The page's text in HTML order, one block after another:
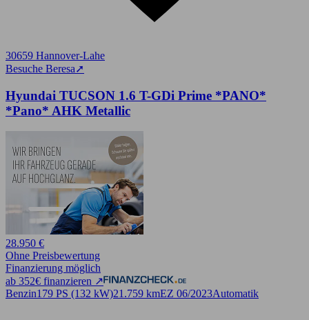
30659 Hannover-Lahe
Besuche Beresa➚
Hyundai TUCSON 1.6 T-GDi Prime *PANO*
*Pano* AHK Metallic
28.950 €
Ohne Preisbewertung
Finanzierung möglich
ab 352€ finanzieren ↗
Benzin179 PS (132 kW)21.759 kmEZ 06/2023Automatik